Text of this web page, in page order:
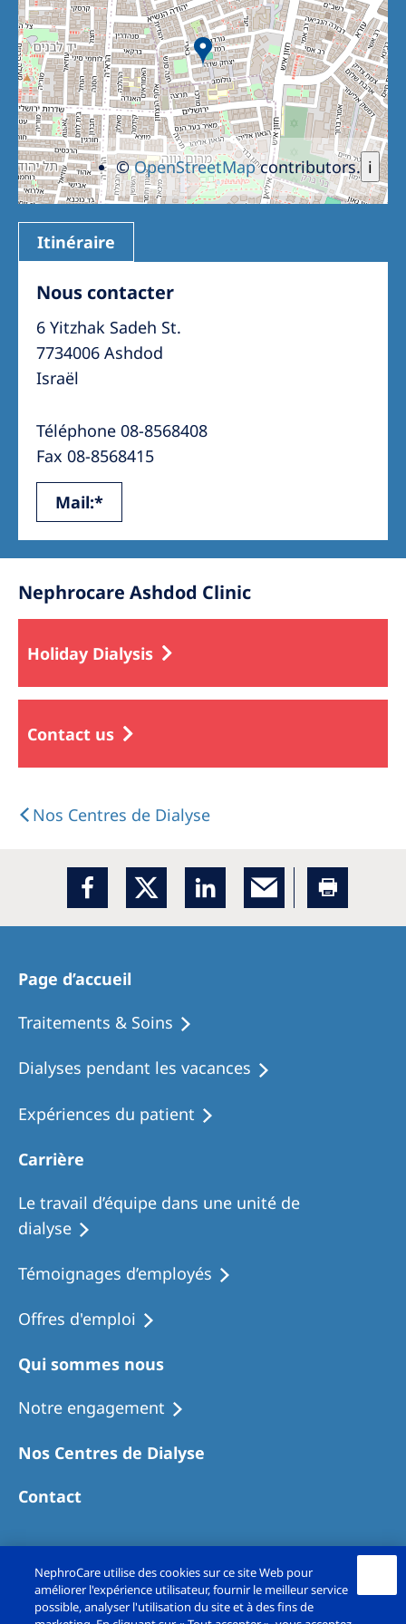
i
©OpenStreetMapcontributors.
Itinéraire
Nous contacter
6 Yitzhak Sadeh St.
7734006 Ashdod
Israël
Téléphone 08-8568408
Fax 08-8568415
Mail:*
Nephrocare Ashdod Clinic
Holiday Dialysis
Contact us
Nos Centres de Dialyse
Page d’accueil
Traitements & Soins
Dialyses pendant les vacances
Expériences du patient
Carrière
Le travail d’équipe dans une unité de
dialyse
Témoignages d’employés
Offres d'emploi
Qui sommes nous
Notre engagement
Nos Centres de Dialyse
Contact
NephroCare utilise des cookies sur ce site Web pour
améliorer l'expérience utilisateur, fournir le meilleur service
possible, analyser l'utilisation du site et à des fins de